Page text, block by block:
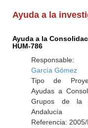
Ayuda a la
Ayuda a la
HUM-786
García Gómez
Tipo de
Ayudas a
Grupos de la
Andalucía
Referencia: